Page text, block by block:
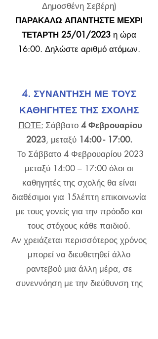
Δημοσθένη Σεβέρη)
ΠΑΡΑΚΑΛΩ ΑΠΑΝΤΗΣΤΕ ΜΕΧΡΙ
ΤΕΤΑΡΤΗ 25/01/2023 η ώρα
16:00. Δηλώστε αριθμό ατόμων.
4. ΣΥΝΑΝΤΗΣΗ ΜΕ ΤΟΥΣ
ΚΑΘΗΓΗΤΕΣ ΤΗΣ ΣΧΟΛΗΣ
ΠΟΤΕ: Σάββατο 4 Φεβρουαρίου
2023, μεταξύ 14:00 - 17:00.
Το Σάββατο 4 Φεβρουαρίου 2023
μεταξύ 14:00 – 17:00 όλοι οι
καθηγητές της σχολής θα είναι
διαθέσιμοι για 15λέπτη επικοινωνία
με τους γονείς για την πρόοδο και
τους στόχους κάθε παιδιού.
Αν χρειάζεται περισσότερος χρόνος
μπορεί να διευθετηθεί άλλο
ραντεβού μια άλλη μέρα, σε
συνεννόηση με την διεύθυνση της